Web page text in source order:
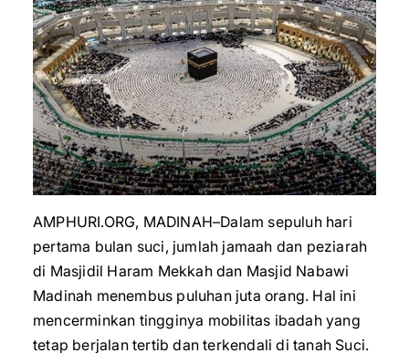
AMPHURI.ORG, MADINAH–Dalam sepuluh hari
pertama bulan suci, jumlah jamaah dan peziarah
di Masjidil Haram Mekkah dan Masjid Nabawi
Madinah menembus puluhan juta orang. Hal ini
mencerminkan tingginya mobilitas ibadah yang
tetap berjalan tertib dan terkendali di tanah Suci.